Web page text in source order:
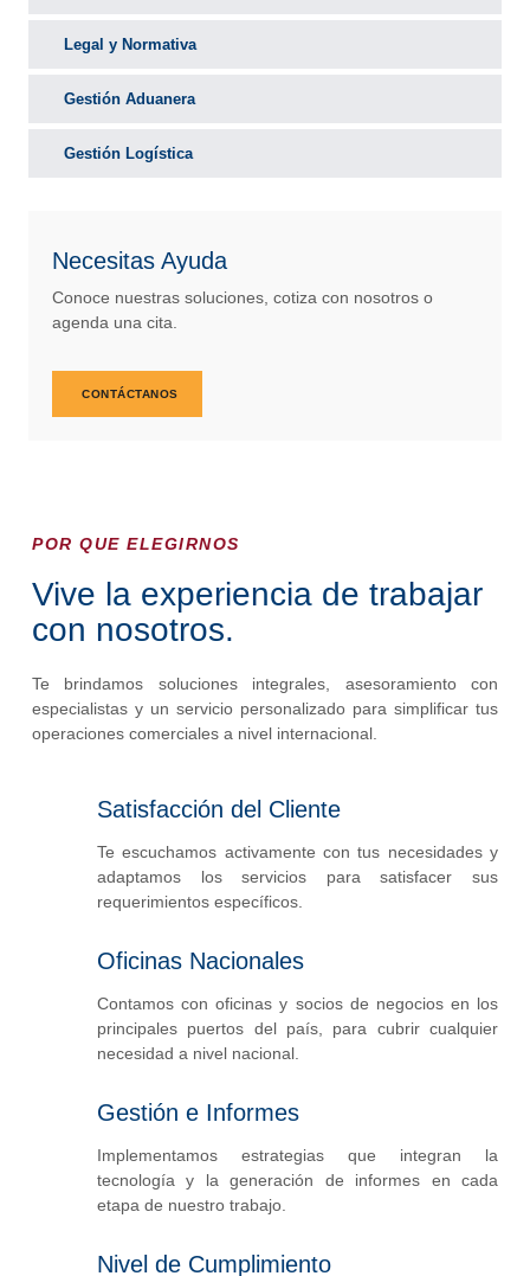
Legal y Normativa
Gestión Aduanera
Gestión Logística
Necesitas Ayuda
Conoce nuestras soluciones, cotiza con nosotros o
agenda una cita.
CONTÁCTANOS
POR QUE ELEGIRNOS
Vive la experiencia de trabajar
con nosotros.
Te brindamos soluciones integrales, asesoramiento con
especialistas y un servicio personalizado para simplificar tus
operaciones comerciales a nivel internacional.
Satisfacción del Cliente
Te escuchamos activamente con tus necesidades y
adaptamos los servicios para satisfacer sus
requerimientos específicos.
Oficinas Nacionales
Contamos con oficinas y socios de negocios en los
principales puertos del país, para cubrir cualquier
necesidad a nivel nacional.
Gestión e Informes
Implementamos estrategias que integran la
tecnología y la generación de informes en cada
etapa de nuestro trabajo.
Nivel de Cumplimiento